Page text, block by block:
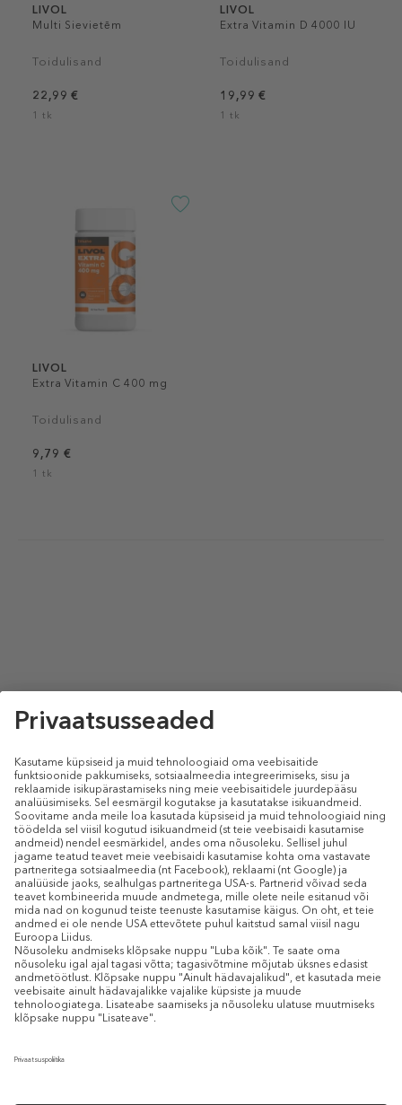
LIVOL
Multi Sievietēm
Toidulisand
22,99 €
1 tk
LIVOL
Extra Vitamin D 4000 IU
Toidulisand
19,99 €
1 tk
LIVOL
Extra Vitamin C 400 mg
Toidulisand
9,79 €
1 tk